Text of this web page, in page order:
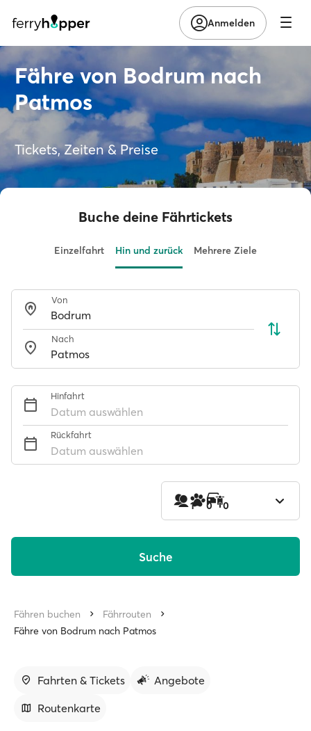
Anmelden
Fähre von Bodrum nach
Patmos
Tickets, Zeiten & Preise
Buche deine Fährtickets
Einzelfahrt Hin und zurück Mehrere Ziele
Von
Nach
Hinfahrt
Datum auswählen
Rückfahrt
Datum auswählen
1 0 0
Suche
Fähren buchen
Fährrouten
Fähre von Bodrum nach Patmos
Fahrten & Tickets
Angebote
Routenkarte